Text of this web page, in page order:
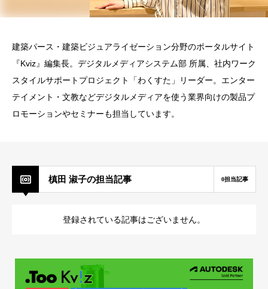
建築パース・建築ビジュアライゼーション分野のポータルサイト
『Kviz』編集長。デジタルメディアシステム部 所属、社内ワーク
スタイルサポートプロジェクト「わくすた」リーダー。エンター
テイメント・文教などデジタルメディアを使う業界向けの製品プ
ロモーションやセミナーも担当しています。
槙田 淑子の担当記事 0担当記事
登録されている記事はございません。